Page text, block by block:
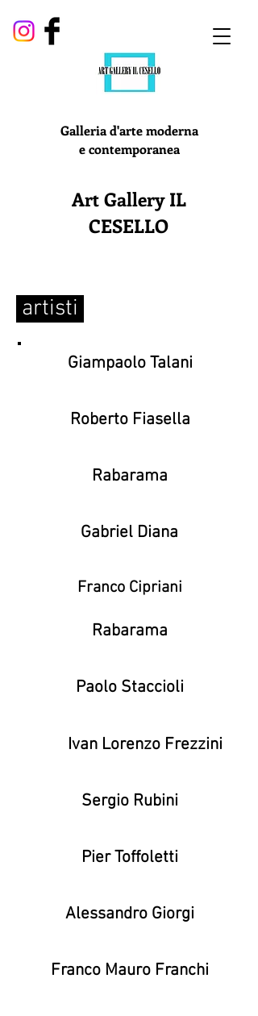
Art Gallery IL
CESELLO
Galleria d'arte moderna
e contemporanea
artisti
Giampaolo Talani
Roberto Fiasella
Rabarama
Gabriel Diana
Franco Cipriani
Rabarama
Paolo Staccioli
Ivan Lorenzo Frezzini
Sergio Rubini
Pier Toffoletti
Alessandro Giorgi
Franco Mauro Franchi